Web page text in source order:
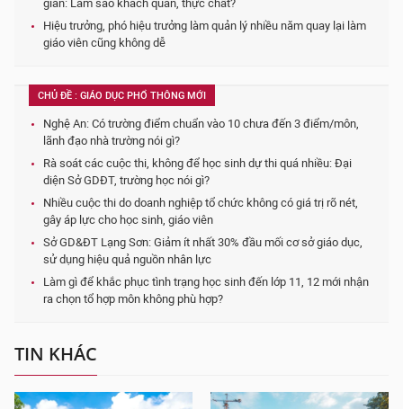
gian: Làm sao khách quan, thực chất?
Hiệu trưởng, phó hiệu trưởng làm quản lý nhiều năm quay lại làm
giáo viên cũng không dễ
CHỦ ĐỀ : GIÁO DỤC PHỔ THÔNG MỚI
Nghệ An: Có trường điểm chuẩn vào 10 chưa đến 3 điểm/môn,
lãnh đạo nhà trường nói gì?
Rà soát các cuộc thi, không để học sinh dự thi quá nhiều: Đại
diện Sở GDĐT, trường học nói gì?
Nhiều cuộc thi do doanh nghiệp tổ chức không có giá trị rõ nét,
gây áp lực cho học sinh, giáo viên
Sở GD&ĐT Lạng Sơn: Giảm ít nhất 30% đầu mối cơ sở giáo dục,
sử dụng hiệu quả nguồn nhân lực
Làm gì để khắc phục tình trạng học sinh đến lớp 11, 12 mới nhận
ra chọn tổ hợp môn không phù hợp?
TIN KHÁC